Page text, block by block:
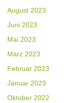
August 2023
Juni 2023
Mai 2023
März 2023
Februar 2023
Januar 2023
Oktober 2022